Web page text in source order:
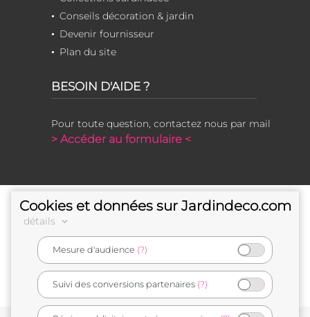
Conseils décoration & jardin
Devenir fournisseur
Plan du site
BESOIN D'AIDE ?
Pour toute question, contactez nous par mail
> Accéder au formulaire <
e-commerçant français
Cookies et données sur Jardindeco.com
détails
Mesure d'audience (?)
Suivi des conversions partenaires (?)